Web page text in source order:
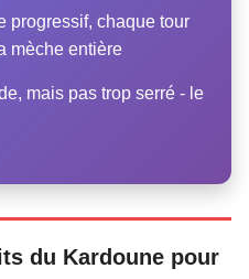
progressif, chaque tour
mèche entière
mais pas trop serré - le
du Kardoune pour